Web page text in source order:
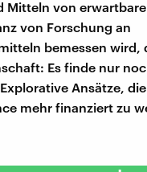
Mitteln von
von Forschung an
bemessen wird,
Es finde nur
Ansätze, die
mehr finanziert zu